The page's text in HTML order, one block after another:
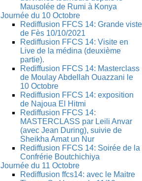
Mausolée de Rumi à Konya
Journée du 10 Octobre
Rediffusion FFCS 14: Grande viste
de Fès 10/10/2021
Rediffusion FFCS 14: Visite en
Live de la médina (deuxième
partie).
Rediffusion FFCS 14: Masterclass
de Moulay Abdellah Ouazzani le
10 Octobre
Rediffusion FFCS 14: exposition
de Najoua El Hitmi
Rediffusion FFCS 14:
MASTERCLASS par Leili Anvar
(avec Jean During), suivie de
Sheikha Amat un Nur
Rediffusion FFCS 14: Soirée de la
Confrérie Boutchichiya
Journée du 11 Octobre
Rediffusion ffcs14: avec le Maitre